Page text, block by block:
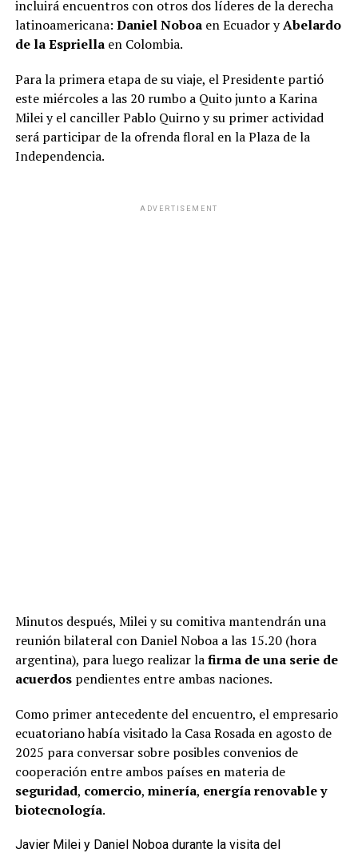
Según quienes abonan esta visión, la estrategia del
partido amarillo buscaría bajar la candidatura
jefatura de Gobierno porteño.
“Con la candidatura de Lacunza quieren demostrar que
es creíble que pueden hacerle un daño a la reelección
del Presidente para poner sobre la mesa un acuerdo en
Hernán LacunzaRicardo Pristupluk
No son pocos en Balcarce 50 quienes creen que Macri y
en caso de llevar un candidato propio, cualquier
porcentaje de votos que pueda cosechar iría en
desmedro de Milei, debido a que comparten la mayor
parte del electorado. Estas vertientes del oficialismo
entienden que, a fin de cuentas, Macri busca una manera
de mantener la
Otros sectores del Gobierno no son propensos a esta
incluirá encuentros con otros dos líderes de la derecha
latinoamericana: Daniel Noboaen Ecuador yAbelardo
de la Espriellaen Colombia.
Para la primera etapa de su viaje, el Presidente partió
este miércoles a las 20 rumbo a Quito junto a Karina
Milei y el canciller Pablo Quirno y su primer actividad
será participar de la ofrenda floral en la Plaza de la
Independencia.
ADVERTISEMENT
Minutos después, Milei y su comitiva mantendrán una
reunión bilateral con Daniel Noboa a las 15.20 (hora
argentina), para luego realizar lafirma de una serie de
acuerdos pendientes entre ambas naciones.
Como primer antecedente del encuentro, el empresario
ecuatoriano había visitado la Casa Rosada en agosto de
2025 para conversar sobre posibles convenios de
cooperación entre ambos países en materia de
seguridad, comercio, minería, energía renovable y
biotecnología.
Javier Milei y Daniel Noboa durante la visita del